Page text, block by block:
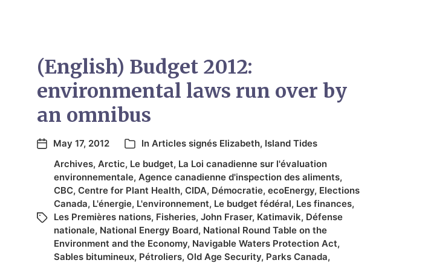
(English) Budget 2012:
environmental laws run over by
an omnibus
May 17, 2012 In Articles signés Elizabeth, Island Tides
Archives, Arctic, Le budget, La Loi canadienne sur l'évaluation
environnementale, Agence canadienne d'inspection des aliments,
CBC, Centre for Plant Health, CIDA, Démocratie, ecoEnergy, Elections
Canada, L'énergie, L'environnement, Le budget fédéral, Les finances,
Les Premières nations, Fisheries, John Fraser, Katimavik, Défense
nationale, National Energy Board, National Round Table on the
Environment and the Economy, Navigable Waters Protection Act,
Sables bitumineux, Pétroliers, Old Age Security, Parks Canada,